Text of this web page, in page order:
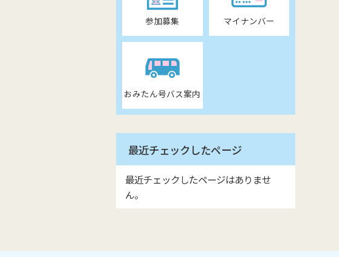
参加募集 マイナンバー
おみたん号バス案内
最近チェックしたページ
最近チェックしたページはありませ
ん。